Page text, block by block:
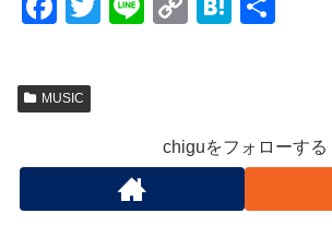
c
e
o
o
Li
n
k
a
MUSIC
chiguをフォローする